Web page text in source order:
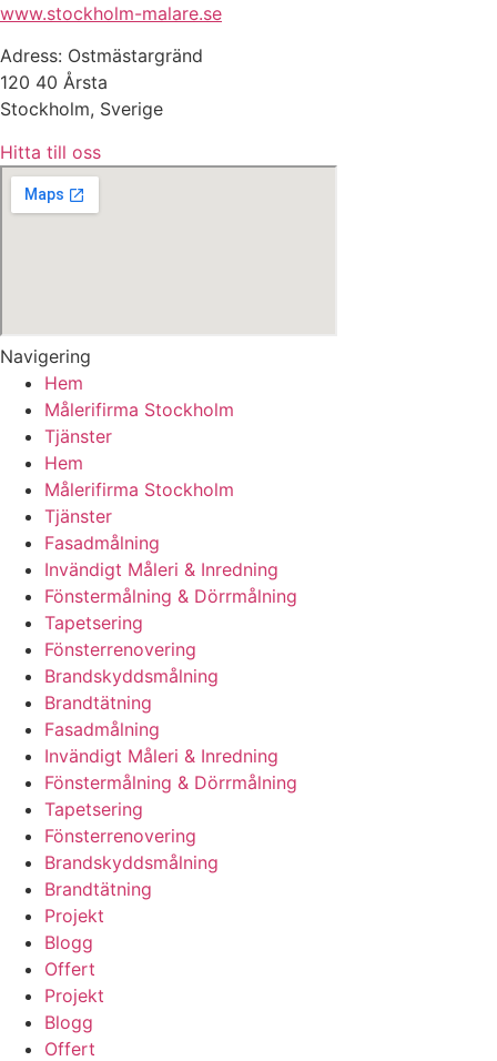
www.stockholm-malare.se
Adress: Ostmästargränd
120 40 Årsta
Stockholm, Sverige
Hitta till oss
Navigering
Hem
Målerifirma Stockholm
Tjänster
Hem
Målerifirma Stockholm
Tjänster
Fasadmålning
Invändigt Måleri & Inredning
Fönstermålning & Dörrmålning
Tapetsering
Fönsterrenovering
Brandskyddsmålning
Brandtätning
Fasadmålning
Invändigt Måleri & Inredning
Fönstermålning & Dörrmålning
Tapetsering
Fönsterrenovering
Brandskyddsmålning
Brandtätning
Projekt
Blogg
Offert
Projekt
Blogg
Offert